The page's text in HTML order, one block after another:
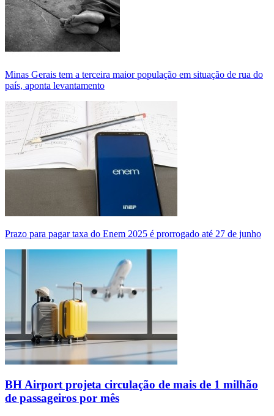
Minas Gerais tem a terceira maior população em situação de rua do
país, aponta levantamento
Prazo para pagar taxa do Enem 2025 é prorrogado até 27 de junho
BH Airport projeta circulação de mais de 1 milhão
de passageiros por mês